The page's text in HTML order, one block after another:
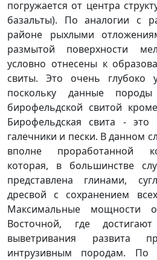
погружается от центра
базальты). По аналогии с
районе рыхлыми
размытой поверхности
условно отнесены к
свиты. Это очень глубоко
поскольку данные
бирофельдской свитой
Бирофельдская свита - это
галечники и пески. В данном
вполне проработанной
которая, в большинстве
представлена глинами,
дресвой с сохранением
Максимальные мощности
Восточной, где
выветривания развита
интрузивным породам. По